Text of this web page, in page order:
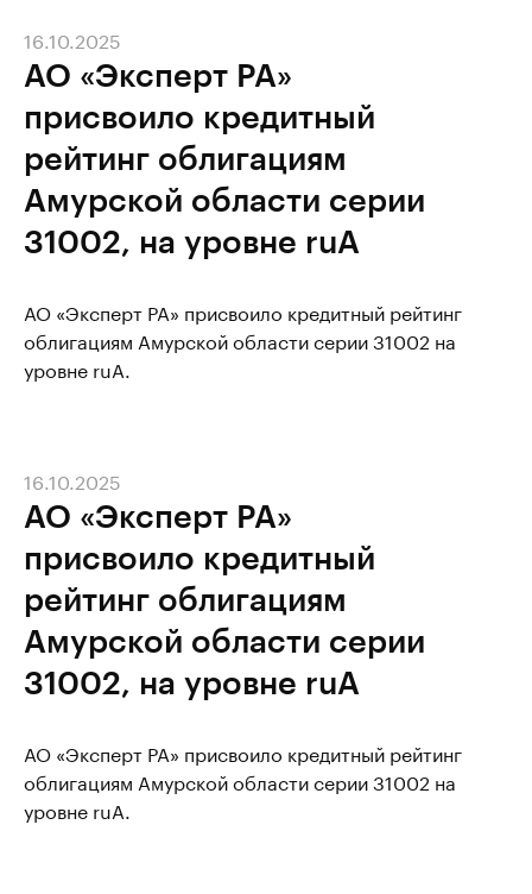
АО «Эксперт РА»
присвоило кредитный
рейтинг облигациям
Амурской области серии
31002, на уровне ruA
16.10.2025
АО «Эксперт РА» присвоило кредитный рейтинг
облигациям Амурской области серии 31002 на
уровне ruA.
АО «Эксперт РА»
присвоило кредитный
рейтинг облигациям
Амурской области серии
31002, на уровне ruA
16.10.2025
АО «Эксперт РА» присвоило кредитный рейтинг
облигациям Амурской области серии 31002 на
уровне ruA.